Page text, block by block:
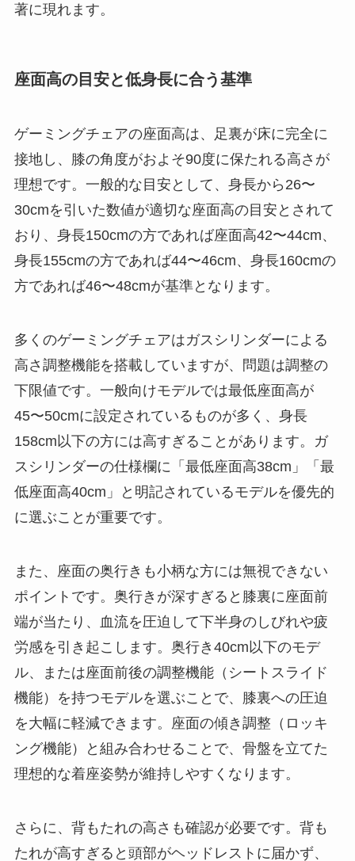
著に現れます。
座面高の目安と低身長に合う基準
ゲーミングチェアの座面高は、足裏が床に完全に
接地し、膝の角度がおよそ90度に保たれる高さが
理想です。一般的な目安として、身長から26〜
30cmを引いた数値が適切な座面高の目安とされて
おり、身長150cmの方であれば座面高42〜44cm、
身長155cmの方であれば44〜46cm、身長160cmの
方であれば46〜48cmが基準となります。
多くのゲーミングチェアはガスシリンダーによる
高さ調整機能を搭載していますが、問題は調整の
下限値です。一般向けモデルでは最低座面高が
45〜50cmに設定されているものが多く、身長
158cm以下の方には高すぎることがあります。ガ
スシリンダーの仕様欄に「最低座面高38cm」「最
低座面高40cm」と明記されているモデルを優先的
に選ぶことが重要です。
また、座面の奥行きも小柄な方には無視できない
ポイントです。奥行きが深すぎると膝裏に座面前
端が当たり、血流を圧迫して下半身のしびれや疲
労感を引き起こします。奥行き40cm以下のモデ
ル、または座面前後の調整機能（シートスライド
機能）を持つモデルを選ぶことで、膝裏への圧迫
を大幅に軽減できます。座面の傾き調整（ロッキ
ング機能）と組み合わせることで、骨盤を立てた
理想的な着座姿勢が維持しやすくなります。
さらに、背もたれの高さも確認が必要です。背も
たれが高すぎると頭部がヘッドレストに届かず、